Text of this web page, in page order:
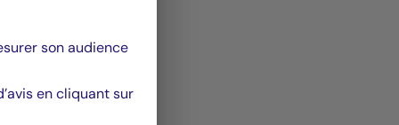
:
son audience
en cliquant sur